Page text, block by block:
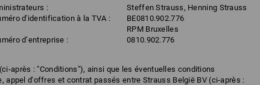
:
d'identification à la TVA :
d’entreprise :
Steffen Strauss, Henning Strauss
BE0810.902.776
RPM Bruxelles
0810.902.776
après : "Conditions"), ainsi que les éventuelles conditions
appel d'offres et contrat passés entre Strauss België BV (ci-après :